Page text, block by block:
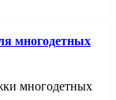
многодетных
многодетных